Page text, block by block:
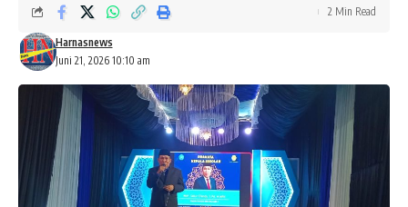
Juni 21, 2026 10:10 am
Harnasnews
2 Min Read